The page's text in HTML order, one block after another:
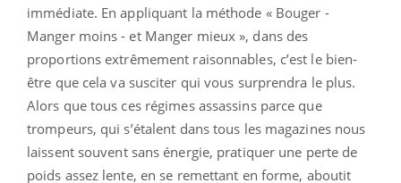
immédiate. En appliquant la méthode « Bouger -
Manger moins - et Manger mieux », dans des
proportions extrêmement raisonnables, c’est le bien-
être que cela va susciter qui vous surprendra le plus.
Alors que tous ces régimes assassins parce que
trompeurs, qui s’étalent dans tous les magazines nous
laissent souvent sans énergie, pratiquer une perte de
poids assez lente, en se remettant en forme, aboutit